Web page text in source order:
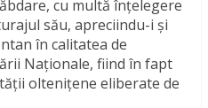
cu multă înţelegere
său, apreciindu-i şi
în calitatea de
Naţionale, fiind în fapt
olteniţene eliberate de